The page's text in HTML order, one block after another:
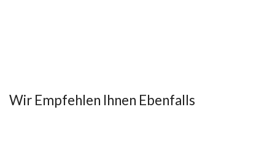
Wir Empfehlen Ihnen Ebenfalls